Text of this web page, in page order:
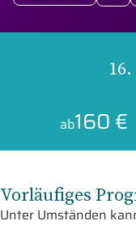
ab160 €
Vorläufiges
Unter Umständen